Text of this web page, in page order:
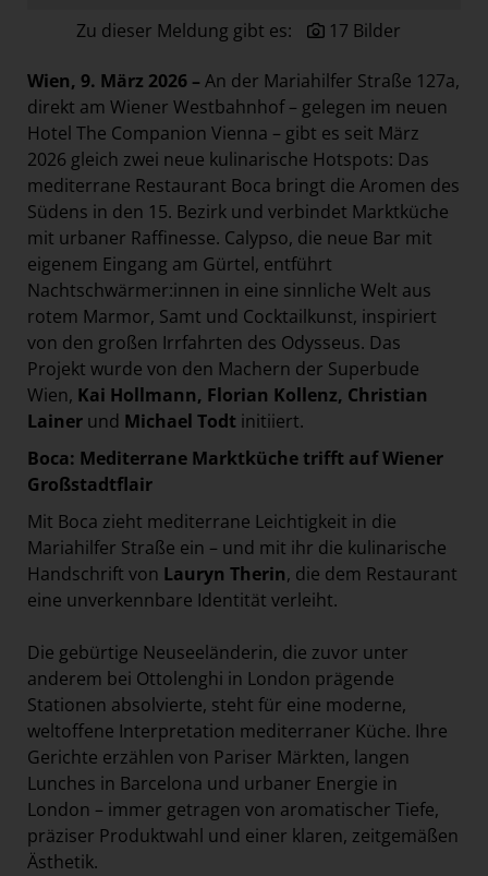
section.d
Swiss Life Select
The Companion
The Hoxton
Unibail-Rodamco-Westfield
Vöslauer
MEDIA
KONTAKT
Zu dieser Meldung gibt es: 17 Bilder
Wien, 9. März 2026 – An der Mariahilfer Straße 127a,
direkt am Wiener Westbahnhof – gelegen im neuen
Hotel The Companion Vienna – gibt es seit März
2026 gleich zwei neue kulinarische Hotspots: Das
mediterrane Restaurant Boca bringt die Aromen des
Südens in den 15. Bezirk und verbindet Marktküche
mit urbaner Raffinesse. Calypso, die neue Bar mit
eigenem Eingang am Gürtel, entführt
Nachtschwärmer:innen in eine sinnliche Welt aus
rotem Marmor, Samt und Cocktailkunst, inspiriert
von den großen Irrfahrten des Odysseus. Das
Projekt wurde von den Machern der Superbude
Wien, Kai Hollmann, Florian Kollenz, Christian
Lainer und Michael Todt initiiert.
Boca: Mediterrane Marktküche trifft auf Wiener
Großstadtflair
Mit Boca zieht mediterrane Leichtigkeit in die
Mariahilfer Straße ein – und mit ihr die kulinarische
Handschrift von Lauryn Therin, die dem Restaurant
eine unverkennbare Identität verleiht.
Die gebürtige Neuseeländerin, die zuvor unter
anderem bei Ottolenghi in London prägende
Stationen absolvierte, steht für eine moderne,
weltoffene Interpretation mediterraner Küche. Ihre
Gerichte erzählen von Pariser Märkten, langen
Lunches in Barcelona und urbaner Energie in
London – immer getragen von aromatischer Tiefe,
präziser Produktwahl und einer klaren, zeitgemäßen
Ästhetik.